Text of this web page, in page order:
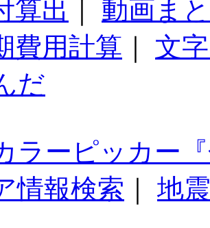
算出
動画ま
費用計算
文
だ
ラーピッカー
情報検索
地